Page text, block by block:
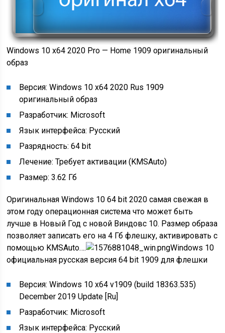
Windows 10 x64 2020 Pro — Home 1909 оригинальный
образ
Версия: Windows 10 x64 2020 Rus 1909
оригинальный образ
Разработчик: Microsoft
Язык интерфейса: Русский
Разрядность: 64 bit
Лечение: Требует активации (KMSAuto)
Размер: 3.62 Гб
Оригинальная Windows 10 64 bit 2020 самая свежая в
этом году операционная система что может быть
лучше в Новый Год с новой Виндовс 10. Размер образа
позволяет записать его на 4 Гб флешку, активировать с
помощью KMSAuto….
Windows 10
официальная русская версия 64 bit 1909 для флешки
Версия: Windows 10 x64 v1909 (build 18363.535)
December 2019 Update [Ru]
Разработчик: Microsoft
Язык интерфейса: Русский